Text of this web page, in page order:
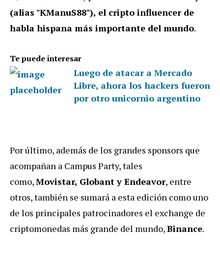
(alias "KManuS88"), el cripto influencer de
habla hispana más importante del mundo.
Te puede interesar
Luego de atacar a Mercado
Libre, ahora los hackers fueron
por otro unicornio argentino
Por último, además de los grandes sponsors que
acompañan a Campus Party, tales
como,Movistar, Globant y Endeavor, entre
otros, también se sumará a esta edición como uno
de los principales patrocinadores el exchange de
criptomonedas más grande del mundo,Binance.